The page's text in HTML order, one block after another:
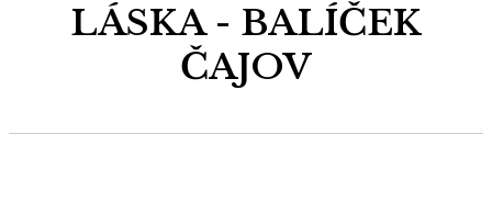
LÁSKA - BALÍČEK
ČAJOV